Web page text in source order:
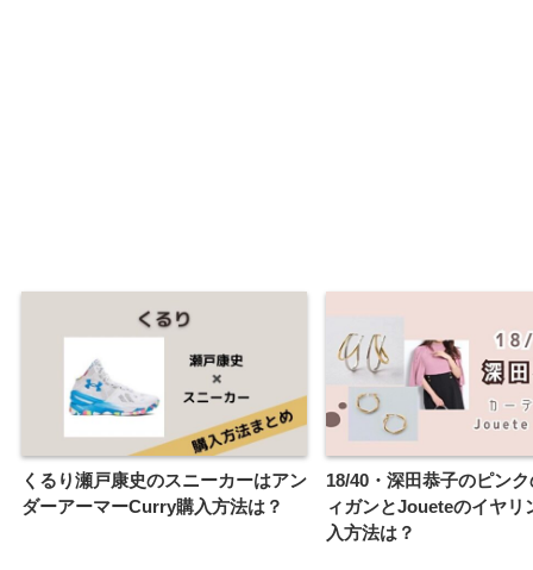
くるり瀬戸康史のスニーカーはアン
ダーアーマーCurry購入方法は？
18/40・深田恭子のピン
ィガンとJoueteのイヤリ
入方法は？